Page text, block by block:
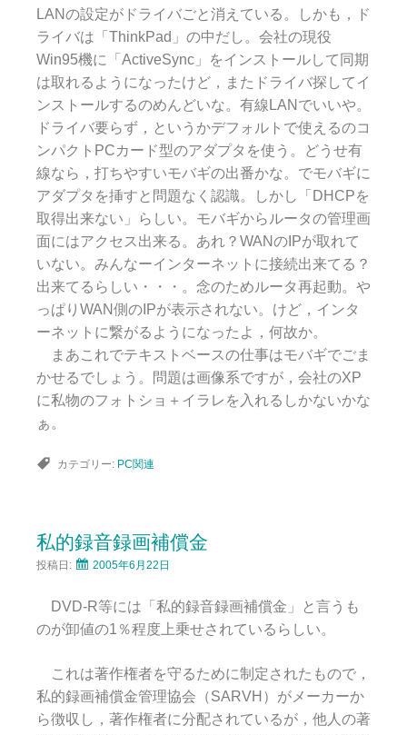
LANの設定がドライバごと消えている。しかも，ド
ライバは「ThinkPad」の中だし。会社の現役
Win95機に「ActiveSync」をインストールして同期
は取れるようになったけど，またドライバ探してイ
ンストールするのめんどいな。有線LANでいいや。
ドライバ要らず，というかデフォルトで使えるのコ
ンパクトPCカード型のアダプタを使う。どうせ有
線なら，打ちやすいモバギの出番かな。でモバギに
アダプタを挿すと問題なく認識。しかし「DHCPを
取得出来ない」らしい。モバギからルータの管理画
面にはアクセス出来る。あれ？WANのIPが取れて
いない。みんなーインターネットに接続出来てる？
出来てるらしい・・・。念のためルータ再起動。や
っぱりWAN側のIPが表示されない。けど，インタ
ーネットに繋がるようになったよ，何故か。
まあこれでテキストベースの仕事はモバギでごま
かせるでしょう。問題は画像系ですが，会社のXP
に私物のフォトショ＋イラレを入れるしかないかな
ぁ。
カテゴリー: PC関連
私的録音録画補償金
投稿日: 2005年6月22日
DVD-R等には「私的録音録画補償金」と言うも
のが卸値の1％程度上乗せされているらしい。
これは著作権者を守るために制定されたもので，
私的録画補償金管理協会（SARVH）がメーカーか
ら徴収し，著作権者に分配されているが，他人の著